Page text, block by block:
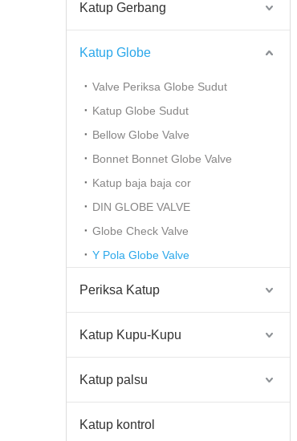
Katup Gerbang
Katup Globe
Valve Periksa Globe Sudut
Katup Globe Sudut
Bellow Globe Valve
Bonnet Bonnet Globe Valve
Katup baja baja cor
DIN GLOBE VALVE
Globe Check Valve
Y Pola Globe Valve
Periksa Katup
Katup Kupu-Kupu
Katup palsu
Katup kontrol